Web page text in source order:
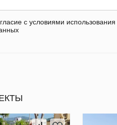
с условиями использования